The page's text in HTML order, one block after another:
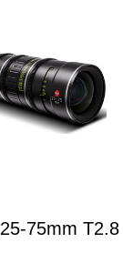
75mm T2.8